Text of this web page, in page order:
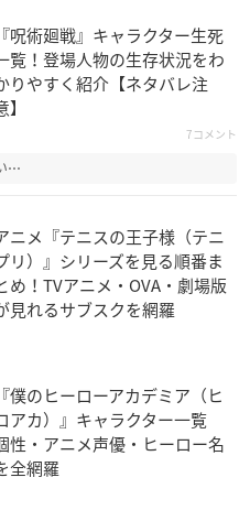
『呪術廻戦』キャラクター生死
覧！登場人物の生存状況をわ
りやすく紹介【ネタバレ注
】
7コメント
⋯
ニメ『テニスの王子様（テニ
リ）』シリーズを見る順番ま
め！TVアニメ・OVA・劇場版
見れるサブスクを網羅
『僕のヒーローアカデミア（ヒ
アカ）』キャラクター一覧
性・アニメ声優・ヒーロー名
全網羅